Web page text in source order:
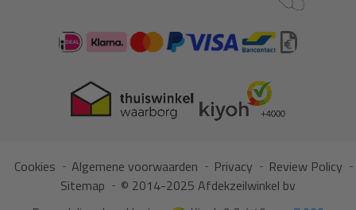
Cookies Algemene voorwaarden Privacy
Review Policy
Sitemap
© 2014-2025 Afdekzeilwinkel bv